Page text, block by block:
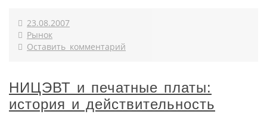
23.08.2007
Рынок
Оставить комментарий
НИЦЭВТ и печатные платы:
история и действительность